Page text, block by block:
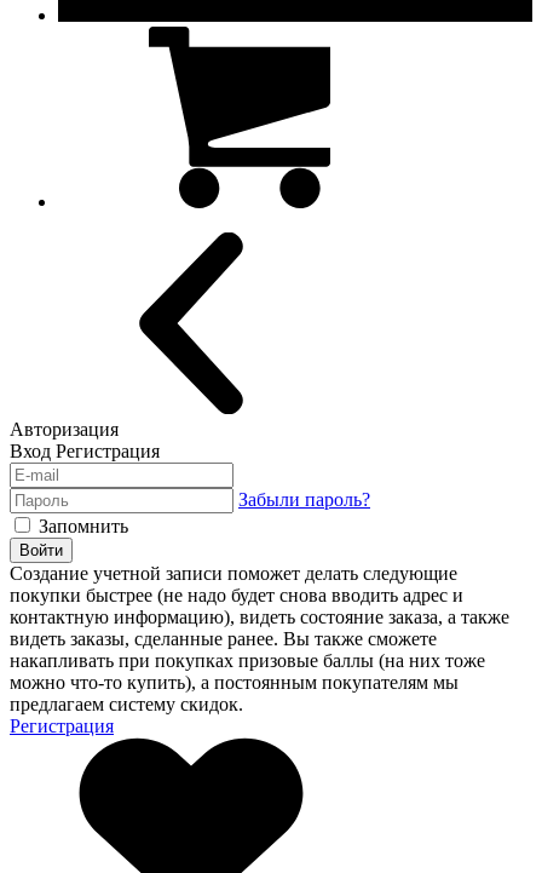
Авторизация
Вход Регистрация
Забыли пароль?
Запомнить
Войти
Создание учетной записи поможет делать следующие
покупки быстрее (не надо будет снова вводить адрес и
контактную информацию), видеть состояние заказа, а также
видеть заказы, сделанные ранее. Вы также сможете
накапливать при покупках призовые баллы (на них тоже
можно что-то купить), а постоянным покупателям мы
предлагаем систему скидок.
Регистрация